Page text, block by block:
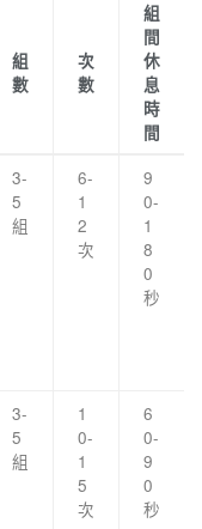
組
數
次
數
組
間
休
息
時
間
3-
5
組
6-
1
2
次
9
0-
1
8
0
秒
3-
5
組
1
0-
1
5
次
6
0-
9
0
秒